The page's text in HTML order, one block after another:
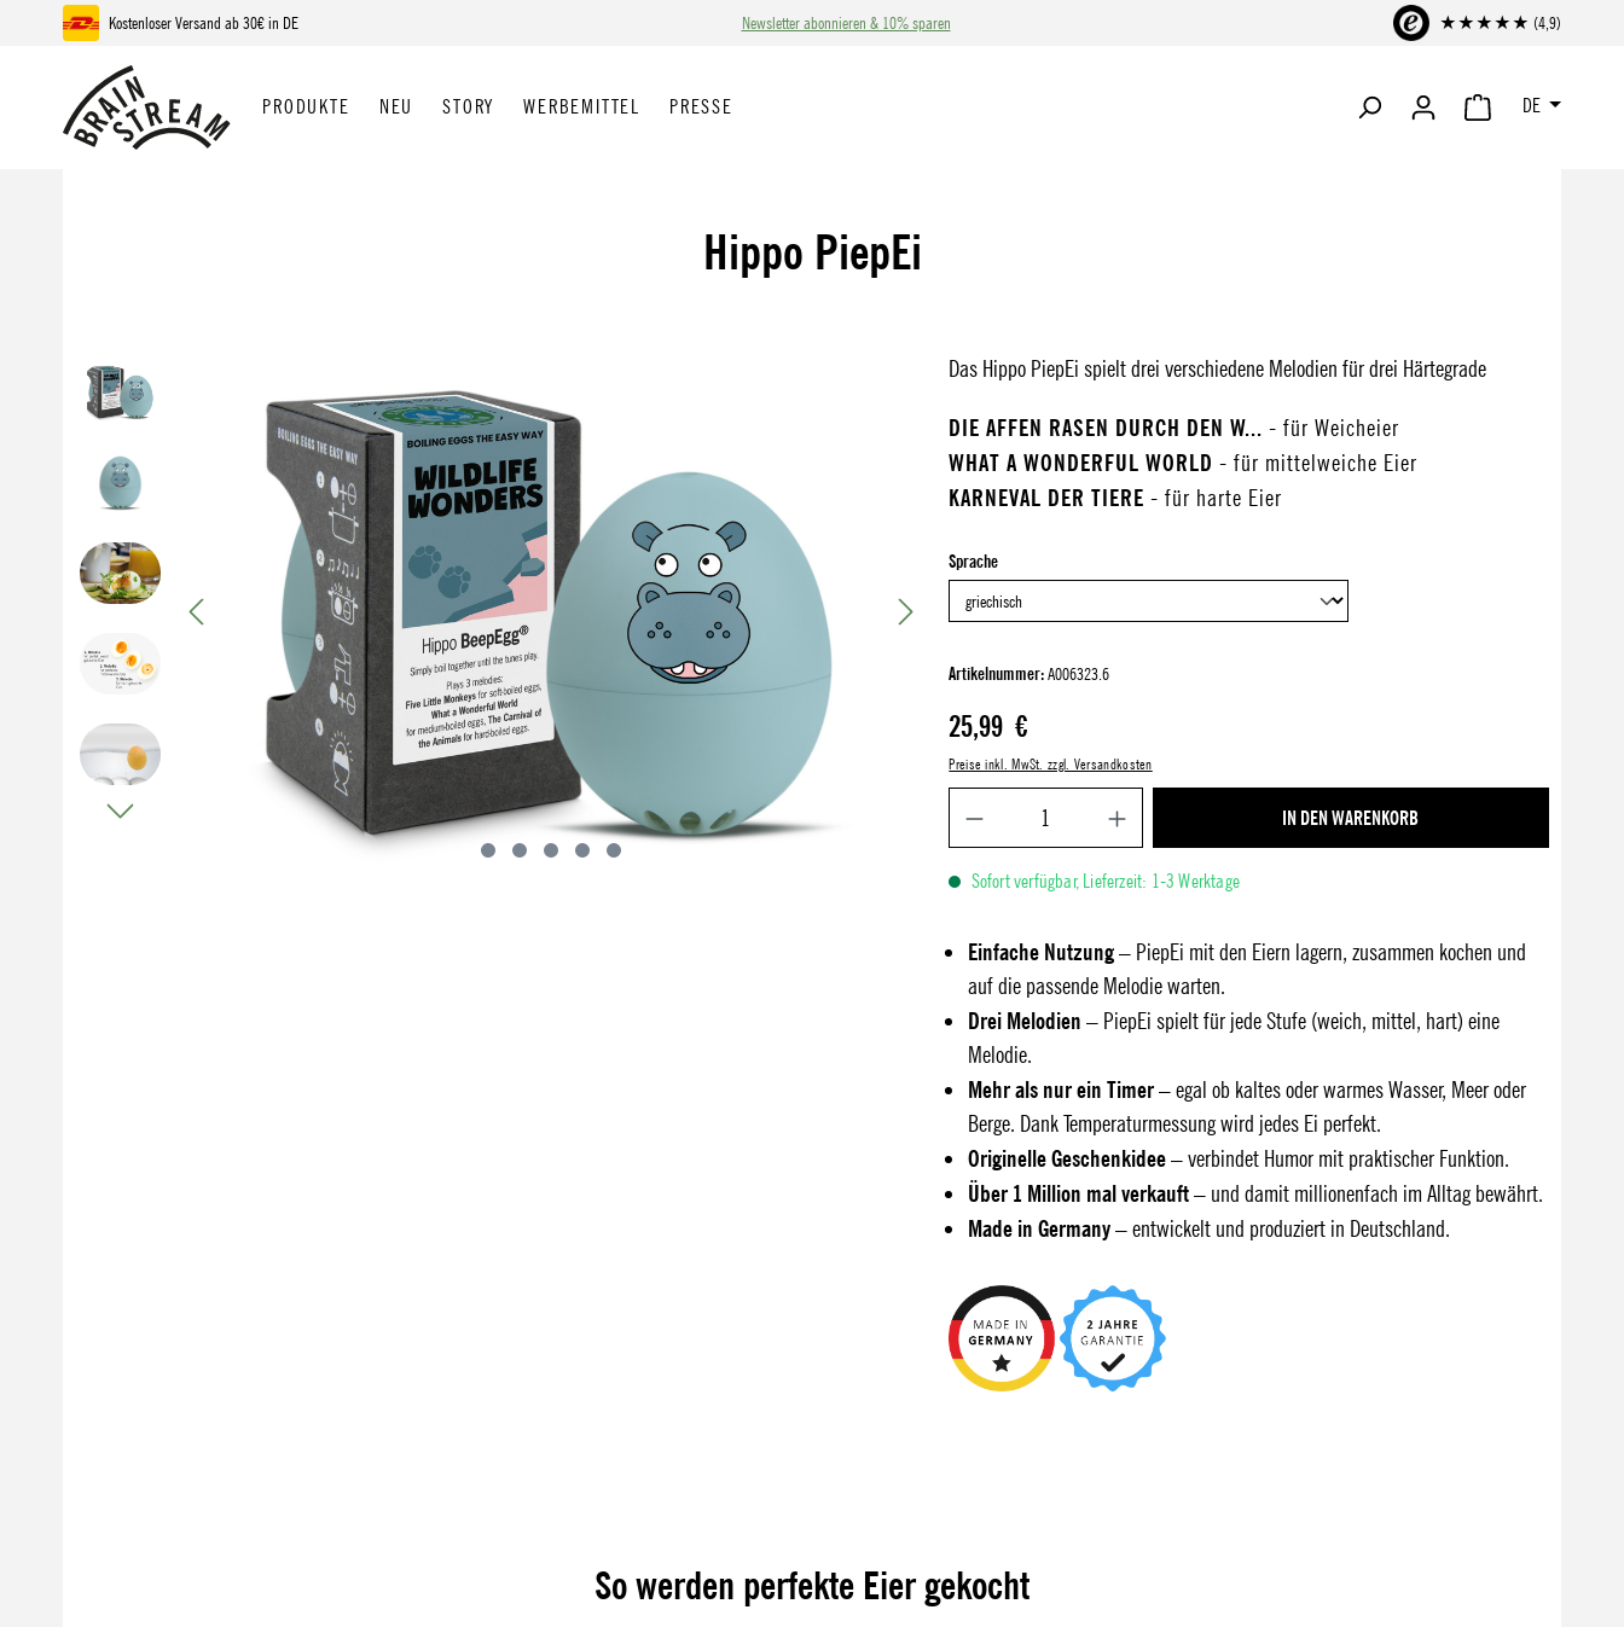
Hauptinhalt springen
Zur Suche springen
Zur Hauptnavigation springen
Kostenloser Versand ab 30€ in DE Newsletter abonnieren & 10% sparen ★★★★★ (4,9)
PRODUKTE NEU STORY WERBEMITTEL PRESSE WARENKORB
DE
Hippo PiepEi
Bildergalerie überspringen Das Hippo PiepEi spielt drei verschiedene Melodien für drei Härtegrade
DIE AFFEN RASEN DURCH DEN W... - für Weicheier
WHAT A WONDERFUL WORLD- für mittelweiche Eier
KARNEVAL DER TIERE - für harte Eier
Spracheauswählen
Artikelnummer:A006323.6
Regulärer Preis:
25,99 €
Preise inkl. MwSt. zzgl. Versandkosten
Produkt Anzahl: Gib den gewünschten Wert ein
IN DEN WARENKORB
Sofort verfügbar, Lieferzeit: 1-3 Werktage
Einfache Nutzung– PiepEi mit den Eiern lagern, zusammen kochen und
auf die passende Melodie warten.
Drei Melodien – PiepEi spielt für jede Stufe (weich, mittel, hart) eine
Melodie.
Mehr als nur ein Timer– egal ob kaltes oder warmes Wasser, Meer oder
Berge. Dank Temperaturmessung wird jedes Ei perfekt.
Originelle Geschenkidee– verbindet Humor mit praktischer Funktion.
Über 1 Million mal verkauft– und damit millionenfach im Alltag bewährt.
Made in Germany– entwickelt und produziert in Deutschland.
So werden perfekte Eier gekocht